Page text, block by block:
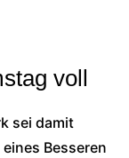
voll
sei damit
Besseren